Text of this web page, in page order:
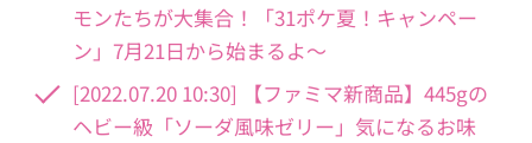
モンたちが大集合！「31ポケ夏！キャンペー
ン」7月21日から始まるよ～
[2022.07.20 10:30] 【ファミマ新商品】445gの
ヘビー級「ソーダ風味ゼリー」気になるお味